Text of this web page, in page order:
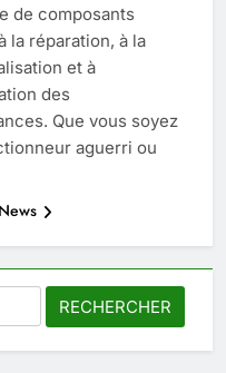
de composants
la réparation, à la
et à
des
Que vous soyez
aguerri ou
chutes chez les
et
La Rochelle : où
tarif juste ?